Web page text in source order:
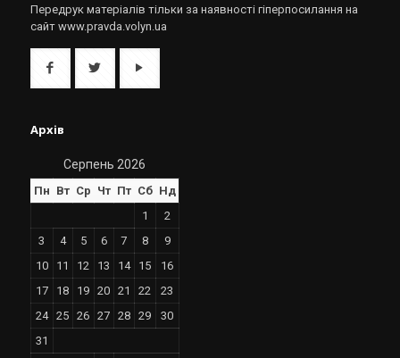
Передрук матеріалів тільки за наявності гіперпосилання на
сайт www.pravda.volyn.ua
Архів
Серпень 2026
Пн Вт Ср Чт Пт Сб Нд
1
2
3
4 5 6 7 8
9
10
11 12 13 14 15
16
17
18 19 20 21 22
23
24
25 26 27 28 29
30
31